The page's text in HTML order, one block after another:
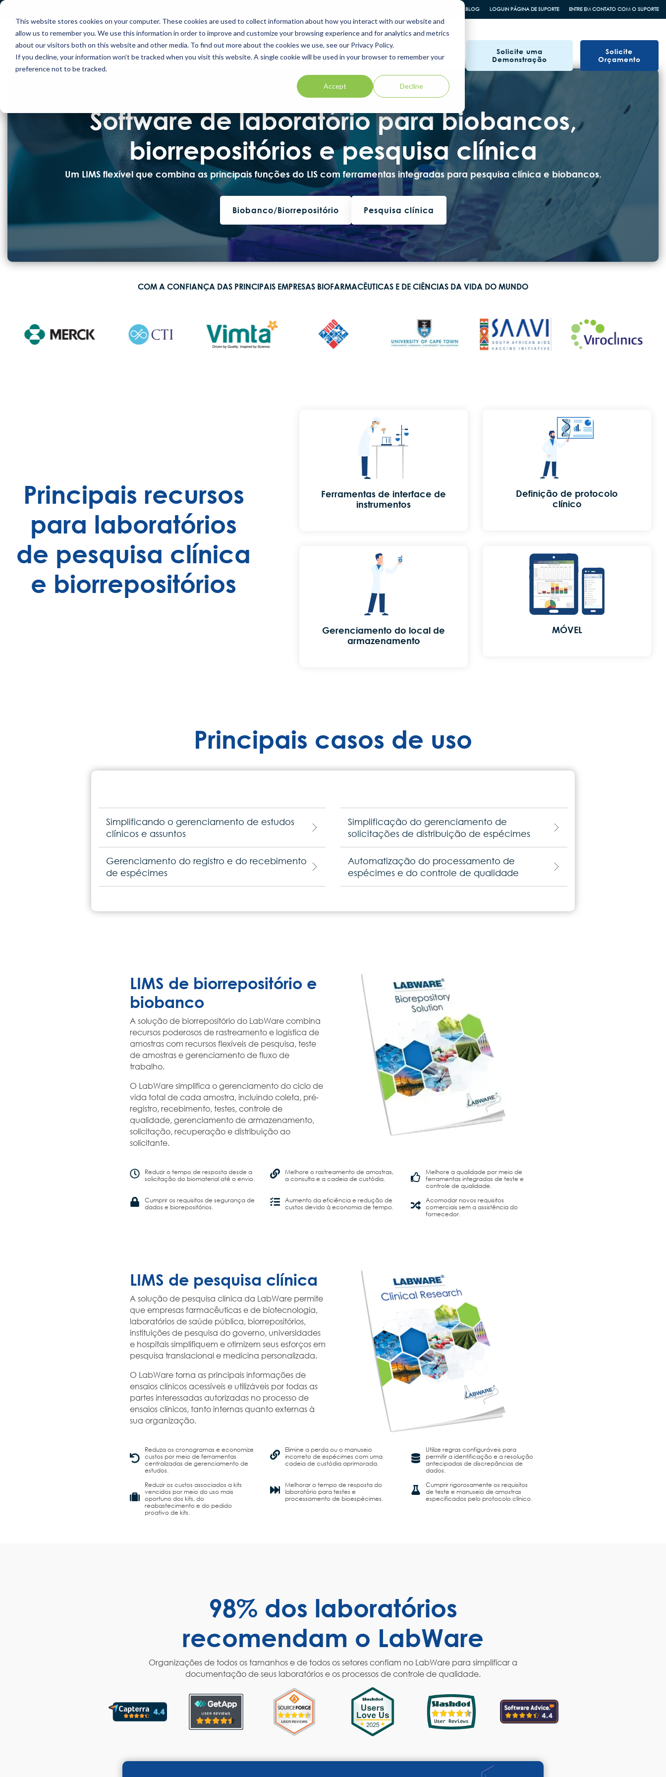
This website stores cookies on your computer. These cookies are used to collect information about how you interact with our website and
allow us to remember you. We use this information in order to improve and customize your browsing experience and for analytics and metrics
about our visitors both on this website and other media. To find out more about the cookies we use, see our Privacy Policy.
If you decline, your information won’t be tracked when you visit this website. A single cookie will be used in your browser to remember your
preference not to be tracked.
Accept Decline
Skip
main
BLOG LOGUIN PÁGINA DE SUPORTE ENTRE EM CONTATO COM O SUPORTE
PRODUTOS SUPORTE E SERVIÇOS EVENTOS RECURSOS
SOBRE
Solicite uma
Demonstração
Solicite
Orçamento
Software de laboratório para biobancos,
biorrepositórios e pesquisa clínica
Um LIMS flexível que combina as principais funções do LIS com ferramentas integradas para pesquisa clínica e biobancos.
Biobanco/Biorrepositório Pesquisa clínica
COM A CONFIANÇA DAS PRINCIPAIS EMPRESAS BIOFARMACÊUTICAS E DE CIÊNCIAS DA VIDA DO MUNDO
Principais recursos
para laboratórios
de pesquisa clínica
e biorrepositórios
Ferramentas de interface de
instrumentos
Definição de protocolo
clínico
Gerenciamento do local de
armazenamento
MÓVEL
Principais casos de uso
Simplificando o gerenciamento de estudos
clínicos e assuntos
Gerenciamento do registro e do recebimento
de espécimes
Simplificação do gerenciamento de
solicitações de distribuição de espécimes
Automatização do processamento de
espécimes e do controle de qualidade
LIMS de biorrepositório e
biobanco
A solução de biorrepositório do LabWare combina
recursos poderosos de rastreamento e logística de
amostras com recursos flexíveis de pesquisa, teste
de amostras e gerenciamento de fluxo de
trabalho.
O LabWare simplifica o gerenciamento do ciclo de
vida total de cada amostra, incluindo coleta, pré-
registro, recebimento, testes, controle de
qualidade, gerenciamento de armazenamento,
solicitação, recuperação e distribuição ao
solicitante.
Reduzir o tempo de resposta desde a
solicitação do biomaterial até o envio.
Melhore o rastreamento de amostras,
a consulta e a cadeia de custódia.
Melhore a qualidade por meio de
ferramentas integradas de teste e
controle de qualidade.
Cumprir os requisitos de segurança de
dados e biorepositórios.
Aumento da eficiência e redução de
custos devido à economia de tempo.
Acomodar novos requisitos
comerciais sem a assistência do
fornecedor.
LIMS de pesquisa clínica
A solução de pesquisa clínica da LabWare permite
que empresas farmacêuticas e de biotecnologia,
laboratórios de saúde pública, biorrepositórios,
instituições de pesquisa do governo, universidades
e hospitais simplifiquem e otimizem seus esforços em
pesquisa translacional e medicina personalizada.
O LabWare torna as principais informações de
ensaios clínicos acessíveis e utilizáveis por todas as
partes interessadas autorizadas no processo de
ensaios clínicos, tanto internas quanto externas à
sua organização.
Reduza os cronogramas e economize
custos por meio de ferramentas
centralizadas de gerenciamento de
estudos.
Elimine a perda ou o manuseio
incorreto de espécimes com uma
cadeia de custódia aprimorada.
Utilize regras configuráveis para
permitir a identificação e a resolução
antecipadas de discrepâncias de
dados.
Reduzir os custos associados a kits
vencidos por meio do uso mais
oportuno dos kits, do
reabastecimento e do pedido
proativo de kits.
Melhorar o tempo de resposta do
laboratório para testes e
processamento de bioespécimes.
Cumprir rigorosamente os requisitos
de teste e manuseio de amostras
especificados pelo protocolo clínico.
98% dos laboratórios
recomendam o LabWare
Organizações de todos os tamanhos e de todos os setores confiam no LabWare para simplificar a
documentação de seus laboratórios e os processos de controle de qualidade.